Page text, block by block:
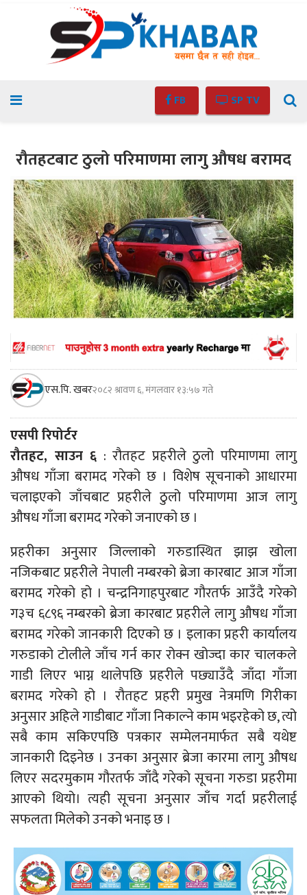
FB SP TV
रौतहटबाट ठुलो परिमाणमा लागु औषध बरामद
एस.पि. खबर२०८२ श्रावण ६, मंगलवार १३:५७ गते
एसपी रिपोर्टर
रौतहट, साउन ६ : रौतहट प्रहरीले ठुलो परिमाणमा लागु
औषध गाँजा बरामद गरेको छ । विशेष सूचनाको आधारमा
चलाइएको जाँचबाट प्रहरीले ठुलो परिमाणमा आज लागु
औषध गाँजा बरामद गरेको जनाएको छ ।
प्रहरीका अनुसार जिल्लाको गरुडास्थित झाझ खोला
नजिकबाट प्रहरीले नेपाली नम्बरको ब्रेजा कारबाट आज गाँजा
बरामद गरेको हो । चन्द्रनिगाहपुरबाट गौरतर्फ आउँदै गरेको
ग३च ६८९६ नम्बरको ब्रेजा कारबाट प्रहरीले लागु औषध गाँजा
बरामद गरेको जानकारी दिएको छ । इलाका प्रहरी कार्यालय
गरुडाको टोलीले जाँच गर्न कार रोक्न खोज्दा कार चालकले
गाडी लिएर भाग्न थालेपछि प्रहरीले पछ्याउँदै जाँदा गाँजा
बरामद गरेको हो । रौतहट प्रहरी प्रमुख नेत्रमणि गिरीका
अनुसार अहिले गाडीबाट गाँजा निकाल्ने काम भइरहेको छ, त्यो
सबै काम सकिएपछि पत्रकार सम्मेलनमार्फत सबै यथेष्ट
जानकारी दिइनेछ । उनका अनुसार ब्रेजा कारमा लागु औषध
लिएर सदरमुकाम गौरतर्फ जाँदै गरेको सूचना गरुडा प्रहरीमा
आएको थियो। त्यही सूचना अनुसार जाँच गर्दा प्रहरीलाई
सफलता मिलेको उनको भनाइ छ ।